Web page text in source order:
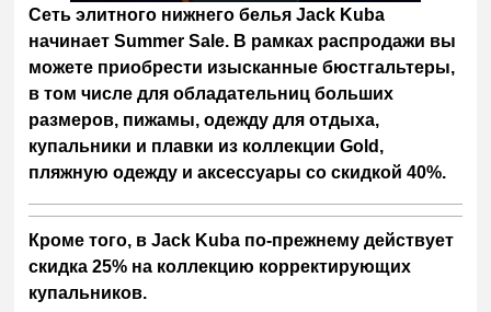
Сеть элитного нижнего бельяJack Kuba
начинаетSummer Sale. В рамках распродажи вы
можете приобрести изысканные бюстгальтеры,
в том числе для обладательниц больших
размеров, пижамы, одежду для отдыха,
купальники и плавки из коллекцииGold ,
пляжную одежду и аксессуары со скидкой 40%.
Кроме того, вJack Kuba по-прежнему действует
скидка 25% на коллекцию корректирующих
купальников.